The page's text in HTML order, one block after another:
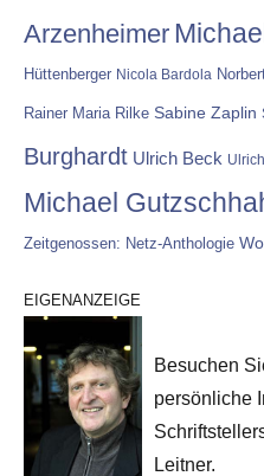
Arzenheimer
Hüttenberger Nicola Bardola
Rainer Maria Rilke Sabine Zaplin
Burghardt Ulrich Beck
Michael
Zeitgenossen: Netz-Anthologie
EIGENANZEIGE
Besuchen
persönliche
Leitner.